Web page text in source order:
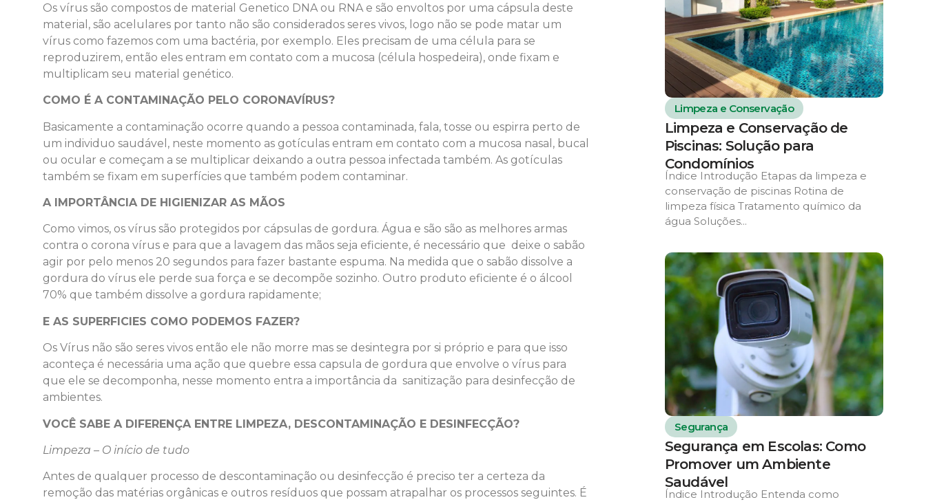
Os vírus são compostos de material Genetico DNA ou RNA e são envoltos por uma cápsula deste
material, são acelulares por tanto não são considerados seres vivos, logo não se pode matar um
vírus como fazemos com uma bactéria, por exemplo. Eles precisam de uma célula para se
reproduzirem, então eles entram em contato com a mucosa (célula hospedeira), onde fixam e
multiplicam seu material genético.
COMO É A CONTAMINAÇÃO PELO CORONAVÍRUS?
Basicamente a contaminação ocorre quando a pessoa contaminada, fala, tosse ou espirra perto de
um individuo saudável, neste momento as gotículas entram em contato com a mucosa nasal, bucal
ou ocular e começam a se multiplicar deixando a outra pessoa infectada também. As gotículas
também se fixam em superfícies que também podem contaminar.
A IMPORTÂNCIA DE HIGIENIZAR AS MÃOS
Como vimos, os vírus são protegidos por cápsulas de gordura. Água e são são as melhores armas
contra o corona vírus e para que a lavagem das mãos seja eficiente, é necessário que deixe o sabão
agir por pelo menos 20 segundos para fazer bastante espuma. Na medida que o sabão dissolve a
gordura do vírus ele perde sua força e se decompõe sozinho. Outro produto eficiente é o álcool
70% que também dissolve a gordura rapidamente;
E AS SUPERFICIES COMO PODEMOS FAZER?
Os Vírus não são seres vivos então ele não morre mas se desintegra por si próprio e para que isso
aconteça é necessária uma ação que quebre essa capsula de gordura que envolve o vírus para
que ele se decomponha, nesse momento entra a importância da sanitização para desinfecção de
ambientes.
VOCÊ SABE A DIFERENÇA ENTRE LIMPEZA, DESCONTAMINAÇÃO E DESINFECÇÃO?
Limpeza – O início de tudo
Antes de qualquer processo de descontaminação ou desinfecção é preciso ter a certeza da
remoção das matérias orgânicas e outros resíduos que possam atrapalhar os processos seguintes. É
Limpeza e Conservação
Limpeza e Conservação de
Piscinas: Solução para
Condomínios
Índice Introdução Etapas da limpeza e
conservação de piscinas Rotina de
limpeza física Tratamento químico da
água Soluções...
Segurança
Segurança em Escolas: Como
Promover um Ambiente
Saudável
Índice Introdução Entenda como